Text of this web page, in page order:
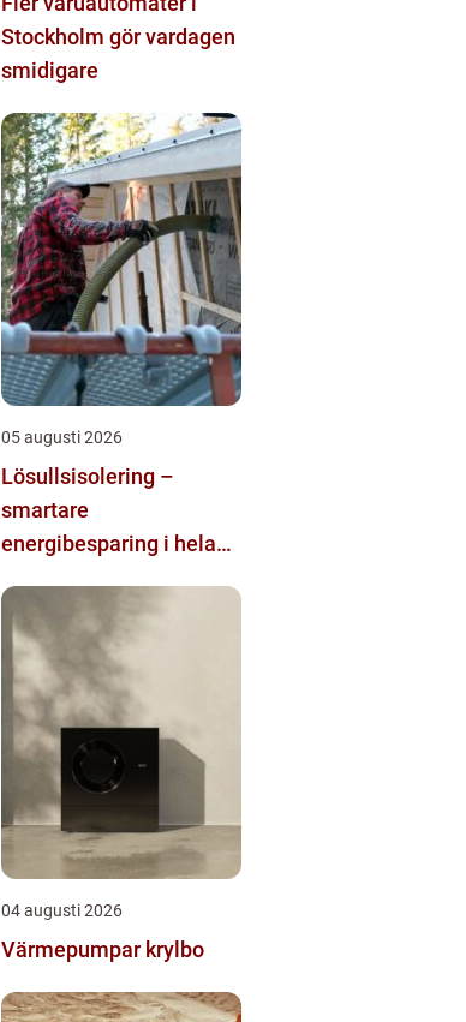
Stockholm gör vardagen
smidigare
05 augusti 2026
Lösullsisolering –
smartare
energibesparing i hela
04 augusti 2026
Värmepumpar krylbo